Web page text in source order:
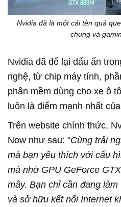
Nvidia đã là một cái tên quá
chung và
Nvidia đã để lại dấu ấn
nghệ, từ chip máy tính,
phần mềm dùng cho xe ô
luôn là điểm mạnh nhất
Trên website chính thức,
Now như sau: “Cùng trải
mà bạn yêu thích với cấu
mà nhờ GPU GeForce
mây. Bạn chỉ cần đang
và sở hữu kết nối Internet